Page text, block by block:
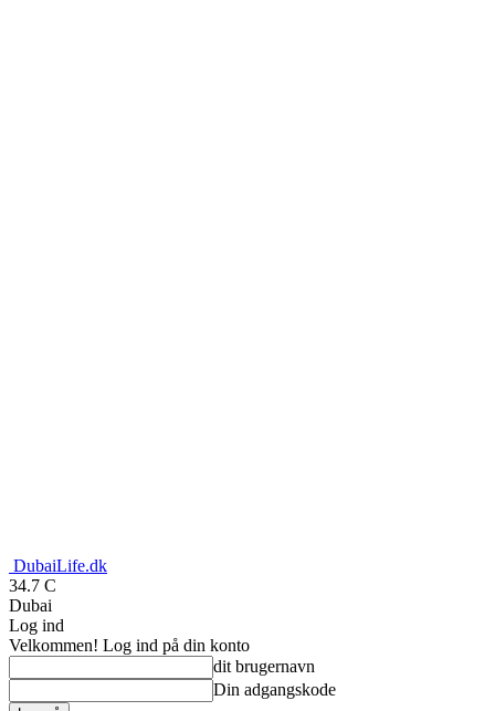
DubaiLife.dk
34.7 C
Dubai
Log ind
Velkommen! Log ind på din konto
dit brugernavn
Din adgangskode